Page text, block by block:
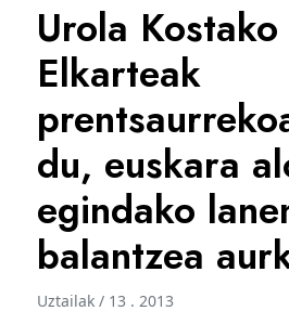
Urola
Elkarteak
du, euskara
egindako
balantzea
Uztailak / 13 . 2013